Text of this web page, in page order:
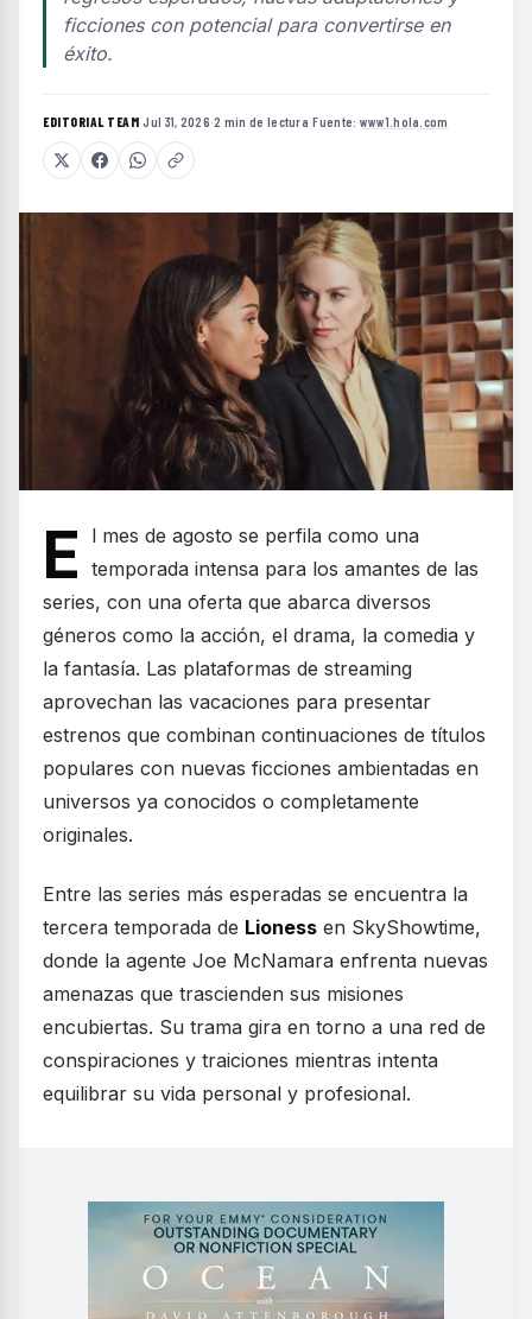
ficciones con potencial para convertirse en
éxito.
EDITORIAL TEAM·Jul 31, 2026·2 min de lectura·Fuente: www1.hola.com
E
l mes de agosto se perfila como una
temporada intensa para los amantes de las
series, con una oferta que abarca diversos
géneros como la acción, el drama, la comedia y
la fantasía. Las plataformas de streaming
aprovechan las vacaciones para presentar
estrenos que combinan continuaciones de títulos
populares con nuevas ficciones ambientadas en
universos ya conocidos o completamente
originales.
Entre las series más esperadas se encuentra la
tercera temporada de Lioness en SkyShowtime,
donde la agente Joe McNamara enfrenta nuevas
amenazas que trascienden sus misiones
encubiertas. Su trama gira en torno a una red de
conspiraciones y traiciones mientras intenta
equilibrar su vida personal y profesional.